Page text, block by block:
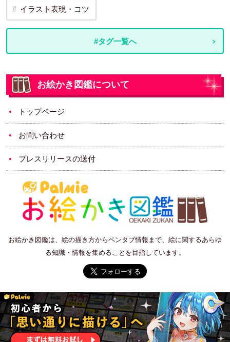
イラスト表現・コツ
#タグ一覧へ
お絵かき図鑑について
トップページ
お問い合わせ
プレスリリースの送付
お絵かき図鑑は、絵の描き方からペンタブ情報まで、絵に関するあらゆ
る知識・情報を集めることを目指しています。